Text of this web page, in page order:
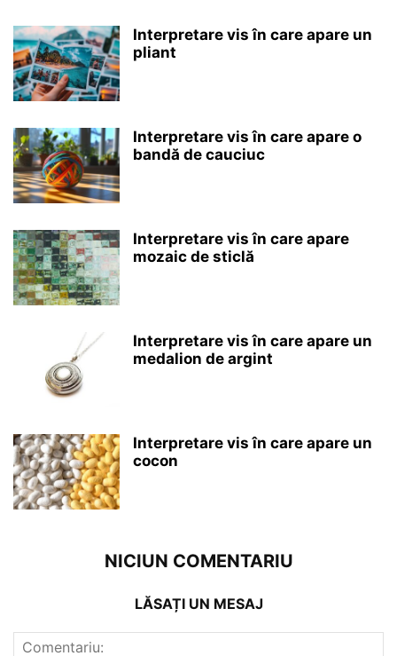
Interpretare vis în care apare un
pliant
Interpretare vis în care apare o
bandă de cauciuc
Interpretare vis în care apare
mozaic de sticlă
Interpretare vis în care apare un
medalion de argint
Interpretare vis în care apare un
cocon
NICIUN COMENTARIU
LĂSAȚI UN MESAJ